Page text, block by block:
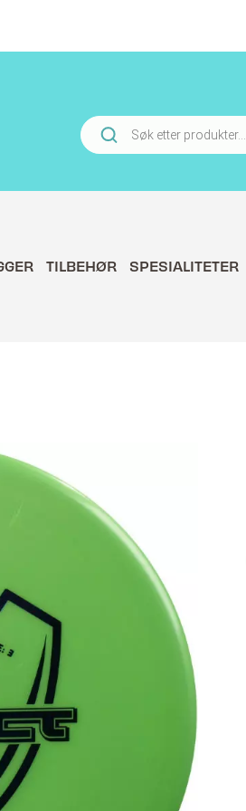
Products
search
TILBEHØR SPESIALITETER